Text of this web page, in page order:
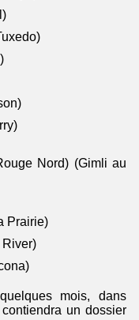
Nord) (Gimli au
Prairie)
mois, dans
un dossier